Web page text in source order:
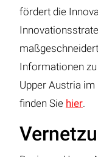
fördert die
Informationen
Upper Austria
finden Sie hier.